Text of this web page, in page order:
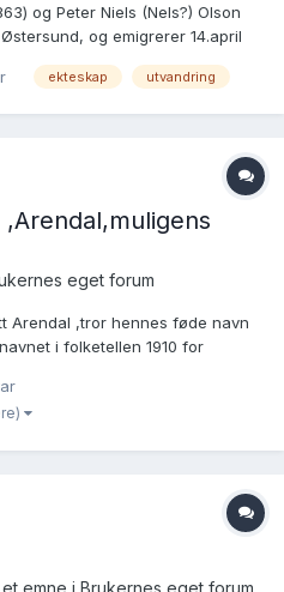
og Peter Niels (Nels?) Olson
og emigrerer 14.april
utreisen av en eller annen
ekteskap utvandring
eget forum
Arendal ,tror hennes føde navn
i folketellen 1910 for
31 3 1893 død 10 5 1946 .
opplyst...
emne i Brukernes eget forum